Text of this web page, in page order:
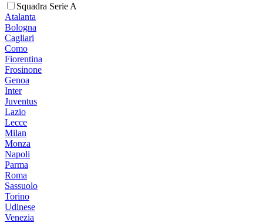
Squadra Serie A
Atalanta
Bologna
Cagliari
Como
Fiorentina
Frosinone
Genoa
Inter
Juventus
Lazio
Lecce
Milan
Monza
Napoli
Parma
Roma
Sassuolo
Torino
Udinese
Venezia